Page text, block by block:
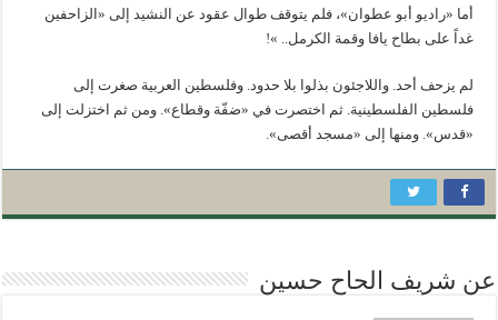
أما «راديو أبو عطوان»، فلم يتوقف طوال عقود عن النشيد إلى «الزاحفين
غداً على بطاح يافا وقمة الكرمل.. »!
لم يزحف أحد. واللاجئون بذلوا بلا حدود. وفلسطين العربية صغرت إلى
فلسطين الفلسطينية. ثم اختصرت في «ضفّة وقطاع». ومن ثم اختزلت إلى
«قدس». ومنها إلى «مسجد أقصى».
عن شريف الحاح حسين